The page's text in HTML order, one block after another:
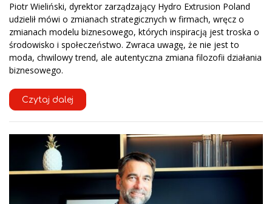
Piotr Wieliński, dyrektor zarządzający Hydro Extrusion Poland
udzielił mówi o zmianach strategicznych w firmach, wręcz o
zmianach modelu biznesowego, których inspiracją jest troska o
środowisko i społeczeństwo. Zwraca uwagę, że nie jest to
moda, chwilowy trend, ale autentyczna zmiana filozofii działania
biznesowego.
Czytaj dalej